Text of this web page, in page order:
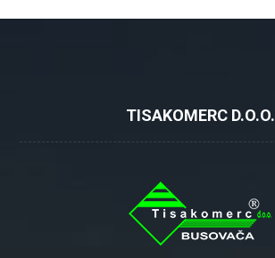
TISAKOMERC D.O.O.